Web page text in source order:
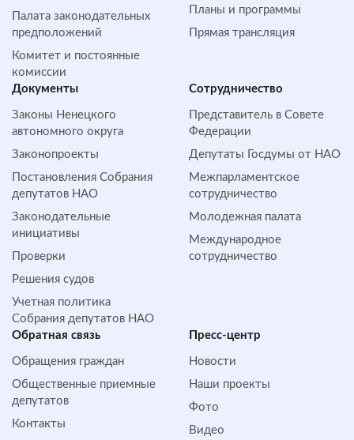
Палата законодательных
предположений
Комитет и постоянные
комиссии
Планы и программы
Прямая трансляция
Документы
Законы Ненецкого
автономного округа
Законопроекты
Постановления Собрания
депутатов НАО
Законодательные
инициативы
Проверки
Решения судов
Учетная политика
Собрания депутатов НАО
Сотрудничество
Представитель в Совете
Федерации
Депутаты Госдумы от НАО
Межпарламентское
сотрудничество
Молодежная палата
Международное
сотрудничество
Обратная cвязь
Обращения граждан
Общественные приемные
депутатов
Контакты
Пресс-центр
Новости
Наши проекты
Фото
Видео